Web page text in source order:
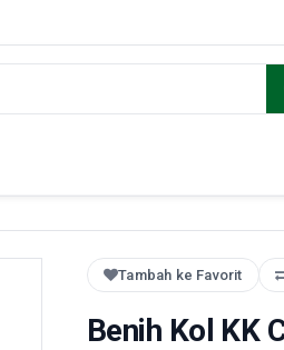
Tambah ke Favorit
Benih Kol KK